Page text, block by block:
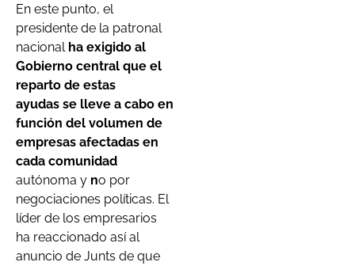
En este punto, el
presidente de la patronal
nacional ha exigido al
Gobierno central que el
reparto de estas
ayudas se lleve a cabo en
función del volumen de
empresas afectadas en
cada comunidad
autónoma y no por
negociaciones políticas. El
líder de los empresarios
ha reaccionado así al
anuncio de Junts de que